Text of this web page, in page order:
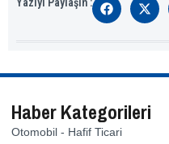
Haber Kategorileri
Otomobil - Hafif Ticari